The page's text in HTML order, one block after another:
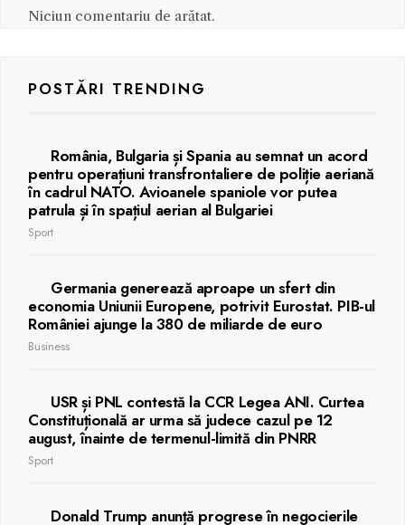
Niciun comentariu de arătat.
POSTĂRI TRENDING
România, Bulgaria și Spania au semnat un acord
pentru operațiuni transfrontaliere de poliție aeriană
în cadrul NATO. Avioanele spaniole vor putea
patrula și în spațiul aerian al Bulgariei
Sport
Germania generează aproape un sfert din
economia Uniunii Europene, potrivit Eurostat. PIB-ul
României ajunge la 380 de miliarde de euro
Business
USR și PNL contestă la CCR Legea ANI. Curtea
Constituțională ar urma să judece cazul pe 12
august, înainte de termenul-limită din PNRR
Sport
Donald Trump anunță progrese în negocierile